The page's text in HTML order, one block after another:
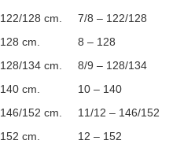
122/128 cm.
7/8 – 122/128
128 cm.
8 – 128
128/134 cm.
8/9 – 128/134
140 cm.
10 – 140
146/152 cm.
11/12 – 146/152
152 cm.
12 – 152